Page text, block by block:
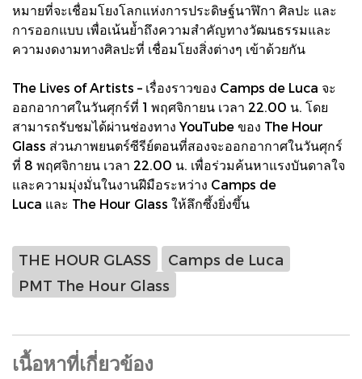
หมายที่จะเชื่อมโยงโลกแห่งการประดิษฐ์นาฬิกา ศิลปะ และ
การออกแบบ เพื่อเน้นย้ำถึงความสำคัญทางวัฒนธรรมและ
ความงดงามทางศิลปะที่ เชื่อมโยงสิ่งต่างๆ เข้าด้วยกัน
The Lives of Artists – เรื่องราวของ Camps de Luca จะ
ออกอากาศในวันศุกร์ที่ 1 พฤศจิกายน เวลา 22.00 น. โดย
สามารถรับชมได้ผ่านช่องทาง YouTube ของ The Hour
Glass ส่วนภาพยนตร์ซีรีย์ตอนที่สองจะออกอากาศในวันศุกร์
ที่ 8 พฤศจิกายน เวลา 22.00 น. เพื่อร่วมค้นหาแรงบันดาลใจ
และความมุ่งมั่นในงานฝีมือระหว่าง Camps de
Luca และ The Hour Glass ให้ลึกซึ้งยิ่งขึ้น
THE HOUR GLASS
Camps de Luca
PMT The Hour Glass
เนื้อหาที่เกี่ยวข้อง